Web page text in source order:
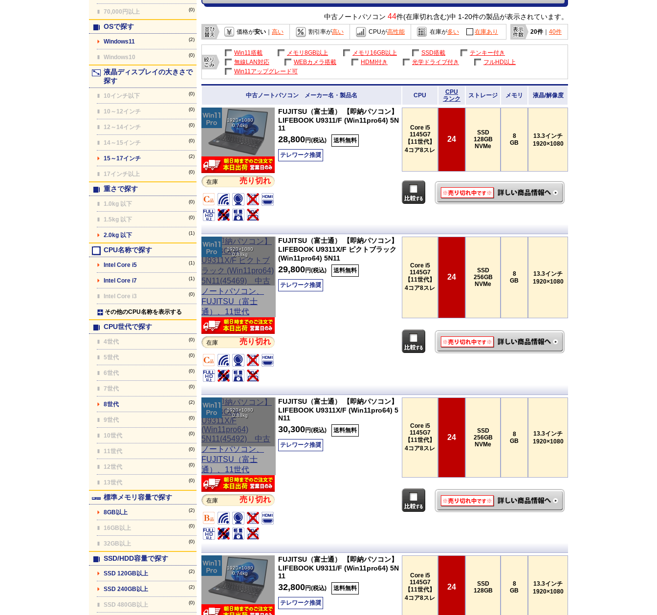
70,000円以上 (0)
OSで探す
Windows11 (2)
Windows10 (0)
液晶ディスプレイの大きさで
探す
10インチ以下 (0)
10～12インチ (0)
12～14インチ (0)
14～15インチ (0)
15～17インチ (2)
17インチ以上 (0)
重さで探す
1.0kg 以下 (0)
1.5kg 以下 (0)
2.0kg 以下 (1)
CPU名称で探す
Intel Core i5 (1)
Intel Core i7 (1)
Intel Core i3 (0)
その他のCPU名称を表示する
CPU世代で探す
4世代 (0)
5世代 (0)
6世代 (0)
7世代 (0)
8世代 (2)
9世代 (0)
10世代 (0)
11世代 (0)
12世代 (0)
13世代 (0)
標準メモリ容量で探す
8GB以上 (2)
16GB以上 (0)
32GB以上 (0)
SSD/HDD容量で探す
SSD 120GB以上 (2)
SSD 240GB以上 (2)
SSD 480GB以上 (0)
中古ノートパソコン 44件(在庫切れ含む)中 1-20件の製品が表示されています。
価格が安い 高い 割引率が高い CPUが高性能 在庫が多い 在庫あり 20件｜ 40件
Win11搭載 メモリ8GB以上 メモリ16GB以上 SSD搭載
テンキー付き
無線LAN対応
WEBカメラ搭載 HDMI付き 光学ドライブ付き
フルHD以上
Win11アップグレード可
中古ノートパソコン メーカー名・製品名 CPU
CPU
ランク
ストレージ メモリ 液晶/解像度
1920×1080
0.74kg
在庫 売り切れ
FUJITSU（富士通） 【即納パソコン】
LIFEBOOK U9311/F (Win11pro64) 5N
11
28,800円(税込) 送料無料
テレワーク推奨
Core i5
1145G7
【11世代】
4コア8スレ
24
SSD
128GB
NVMe
8
GB
13.3インチ
1920×1080
1920×1080
0.88kg
在庫 売り切れ
FUJITSU（富士通） 【即納パソコン】
LIFEBOOK U9311X/F ピクトブラック
(Win11pro64) 5N11
29,800円(税込) 送料無料
テレワーク推奨
Core i5
1145G7
【11世代】
4コア8スレ
24
SSD
256GB
NVMe
8
GB
13.3インチ
1920×1080
1920×1080
0.88kg
在庫 売り切れ
FUJITSU（富士通） 【即納パソコン】
LIFEBOOK U9311X/F (Win11pro64) 5
N11
30,300円(税込) 送料無料
テレワーク推奨
Core i5
1145G7
【11世代】
4コア8スレ
24
SSD
256GB
NVMe
8
GB
13.3インチ
1920×1080
1920×1080
0.74kg
FUJITSU（富士通） 【即納パソコン】
LIFEBOOK U9311/F (Win11pro64) 5N
11
32,800円(税込) 送料無料
テレワーク推奨
Core i5
1145G7
【11世代】
4コア8スレ
24
SSD
128GB
8
GB
13.3インチ
1920×1080